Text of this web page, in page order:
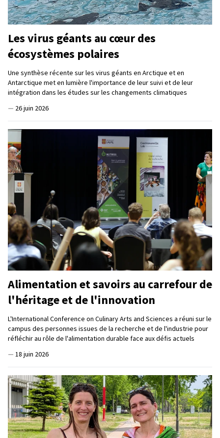
Les virus géants au cœur des
écosystèmes polaires
Une synthèse récente sur les virus géants en Arctique et en
Antarctique met en lumière l'importance de leur suivi et de leur
intégration dans les études sur les changements climatiques
— 26 juin 2026
Alimentation et savoirs au carrefour de
l'héritage et de l'innovation
L'International Conference on Culinary Arts and Sciences a réuni sur le
campus des personnes issues de la recherche et de l'industrie pour
réfléchir au rôle de l'alimentation durable face aux défis actuels
— 18 juin 2026